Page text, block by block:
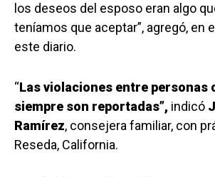
los deseos del esposo eran algo
teníamos que aceptar”, agregó, en
este diario.
“Las violaciones entre personas
siempre son reportadas”, indicó
Ramírez, consejera familiar, con
Reseda, California.